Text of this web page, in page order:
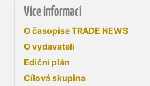
Více informací
O časopise TRADE NEWS
O vydavateli
Ediční plán
Cílová skupina